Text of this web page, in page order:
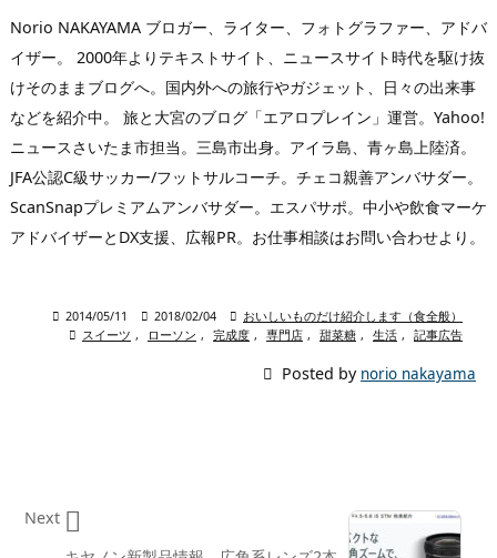
Norio NAKAYAMA ブロガー、ライター、フォトグラファー、アドバ
イザー。 2000年よりテキストサイト、ニュースサイト時代を駆け抜
けそのままブログへ。国内外への旅行やガジェット、日々の出来事
などを紹介中。 旅と大宮のブログ「エアロプレイン」運営。Yahoo!
ニュースさいたま市担当。三島市出身。アイラ島、青ヶ島上陸済。
JFA公認C級サッカー/フットサルコーチ。チェコ親善アンバサダー。
ScanSnapプレミアムアンバサダー。エスパサポ。中小や飲食マーケ
アドバイザーとDX支援、広報PR。お仕事相談はお問い合わせより。
 2014/05/11  2018/02/04  おいしいものだけ紹介します（食全般）
 スイーツ , ローソン , 完成度 , 専門店 , 甜菜糖 , 生活 , 記事広告
 Posted by norio nakayama

Next